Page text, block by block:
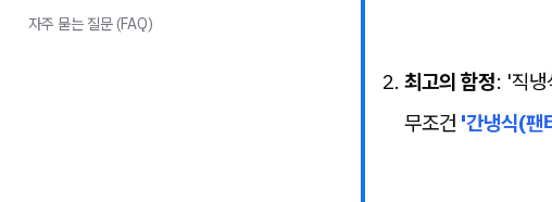
최고의 함정: '직냉
무조건 '간냉식(팬
자주 묻는 질문 (FAQ)